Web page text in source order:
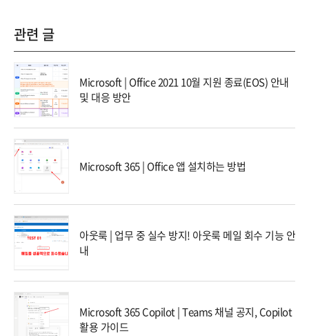
관련 글
Microsoft | Office 2021 10월 지원 종료(EOS) 안내
및 대응 방안
Microsoft 365 | Office 앱 설치하는 방법
아웃룩 | 업무 중 실수 방지! 아웃룩 메일 회수 기능 안
내
Microsoft 365 Copilot | Teams 채널 공지, Copilot
활용 가이드